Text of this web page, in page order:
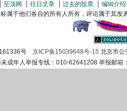
至顶网 往日文章 过去的投票 编辑介绍
属于他们各自的所有人所有，评论属于其
号 京ICP备15039648号-15 北京市公
成年人举报专线：010-62641208 举报邮箱